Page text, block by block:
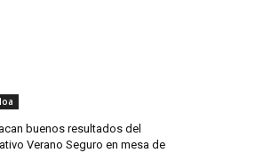
buenos resultados del
Verano Seguro en mesa de